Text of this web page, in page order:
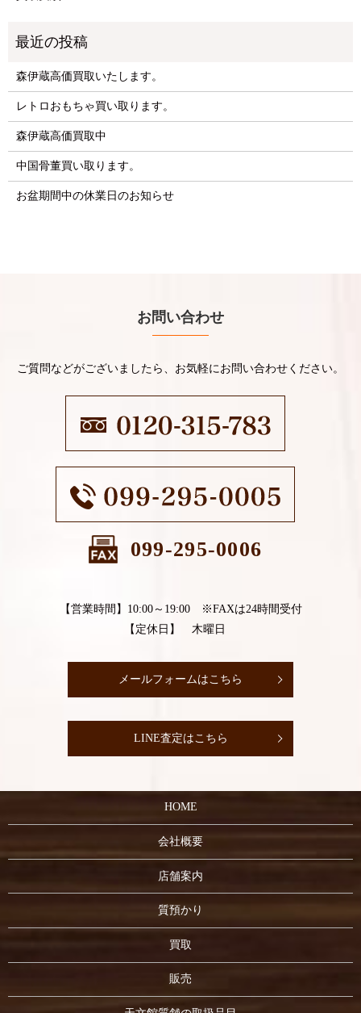
森伊蔵高価買取いたします。
レトロおもちゃ買い取ります。
森伊蔵高価買取中
中国骨董買い取ります。
お盆期間中の休業日のお知らせ
お問い合わせ
ご質問などがございましたら、お気軽にお問い合わせください。
099-295-0006
【営業時間】10:00～19:00 ※FAXは24時間受付
【定休日】 木曜日
メールフォームはこちら
LINE査定はこちら
HOME
会社概要
店舗案内
質預かり
買取
販売